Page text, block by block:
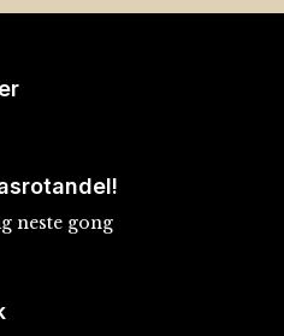
neste gong